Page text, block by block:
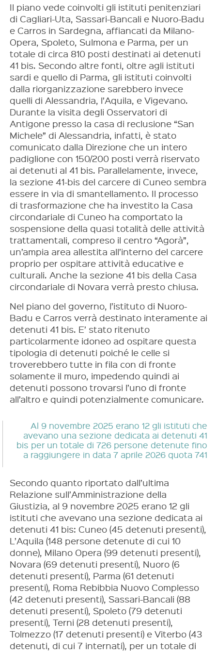
Il piano vede coinvolti gli istituti penitenziari
di Cagliari-Uta, Sassari-Bancali e Nuoro-Badu
e Carros in Sardegna, affiancati da Milano-
Opera, Spoleto, Sulmona e Parma, per un
totale di circa 810 posti destinati ai detenuti
41 bis. Secondo altre fonti, oltre agli istituti
sardi e quello di Parma, gli istituti coinvolti
dalla riorganizzazione sarebbero invece
quelli di Alessandria, l’Aquila, e Vigevano.
Durante la visita degli Osservatori di
Antigone presso la casa di reclusione “San
Michele” di Alessandria, infatti, è stato
comunicato dalla Direzione che un intero
padiglione con 150/200 posti verrà riservato
ai detenuti al 41 bis. Parallelamente, invece,
la sezione 41-bis del carcere di Cuneo sembra
essere in via di smantellamento. Il processo
di trasformazione che ha investito la Casa
circondariale di Cuneo ha comportato la
sospensione della quasi totalità delle attività
trattamentali, compreso il centro “Agorà”,
un’ampia area allestita all’interno del carcere
proprio per ospitare attività educative e
culturali. Anche la sezione 41 bis della Casa
circondariale di Novara verrà presto chiusa.
Nel piano del governo, l’istituto di Nuoro-
Badu e Carros verrà destinato interamente ai
detenuti 41 bis. E’ stato ritenuto
particolarmente idoneo ad ospitare questa
tipologia di detenuti poiché le celle si
troverebbero tutte in fila con di fronte
solamente il muro, impedendo quindi ai
detenuti possono trovarsi l’uno di fronte
all’altro e quindi potenzialmente comunicare.
Al 9 novembre 2025 erano 12 gli istituti che
avevano una sezione dedicata ai detenuti 41
bis per un totale di 726 persone detenute fino
a raggiungere in data 7 aprile 2026 quota 741
Secondo quanto riportato dall’ultima
Relazione sull’Amministrazione della
Giustizia, al 9 novembre 2025 erano 12 gli
istituti che avevano una sezione dedicata ai
detenuti 41 bis: Cuneo (45 detenuti presenti),
L’Aquila (148 persone detenute di cui 10
donne), Milano Opera (99 detenuti presenti),
Novara (69 detenuti presenti), Nuoro (6
detenuti presenti), Parma (61 detenuti
presenti), Roma Rebibbia Nuovo Complesso
(42 detenuti presenti), Sassari-Bancali (88
detenuti presenti), Spoleto (79 detenuti
presenti), Terni (28 detenuti presenti),
Tolmezzo (17 detenuti presenti) e Viterbo (43
detenuti, di cui 7 internati), per un totale di